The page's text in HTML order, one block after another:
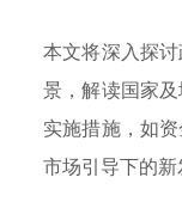
本文将深入探
景，解读国家
实施措施，如
市场引导下的